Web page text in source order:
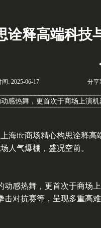
诠释高端科技
间: 2025-06-17 分享
感热舞，更首次于商场上演
海ifc商场精心构思诠释
人气爆棚，盛况空前。
动感热舞，更首次于商场
击对抗赛等，呈现多重高